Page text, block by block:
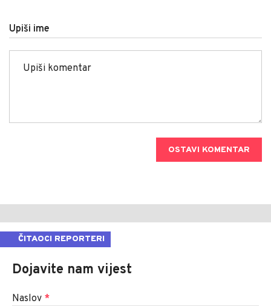
Upiši ime
OSTAVI KOMENTAR
ČITAOCI REPORTERI
Dojavite nam vijest
Naslov *